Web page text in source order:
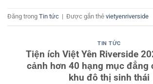
Đăng trong Tin tức | Được gắn thẻ vietyenriverside
TIN TỨC
Tiện ích Việt Yên Riverside
cảnh hơn 40 hạng mục đẳng
khu đô thị sinh thái